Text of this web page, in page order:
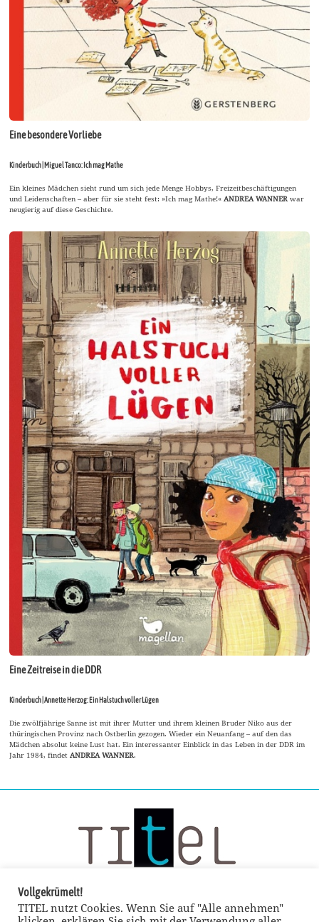
Eine besondere Vorliebe
Kinderbuch | Miguel Tanco: Ich mag Mathe
Ein kleines Mädchen sieht rund um sich jede Menge Hobbys, Freizeitbeschäftigungen
und Leidenschaften – aber für sie steht fest: »Ich mag Mathe!«ANDREA WANNERwar
neugierig auf diese Geschichte.
Eine Zeitreise in die DDR
Kinderbuch | Annette Herzog: Ein Halstuch voller Lügen
Die zwölfjährige Sanne ist mit ihrer Mutter und ihrem kleinen Bruder Niko aus der
thüringischen Provinz nach Ostberlin gezogen. Wieder ein Neuanfang – auf den das
Mädchen absolut keine Lust hat. Ein interessanter Einblick in das Leben in der DDR im
Jahr 1984, findetANDREA WANNER.
Vollgekrümelt!
TITEL nutzt Cookies. Wenn Sie auf "Alle annehmen"